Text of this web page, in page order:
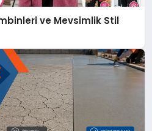
ve Mevsimlik Stil